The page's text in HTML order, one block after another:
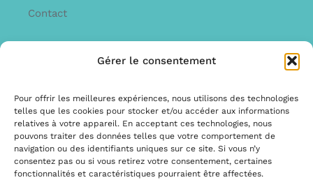
Gérer le consentement
Pour offrir les meilleures expériences, nous utilisons des technologies
telles que les cookies pour stocker et/ou accéder aux informations
relatives à votre appareil. En acceptant ces technologies, nous
pouvons traiter des données telles que votre comportement de
navigation ou des identifiants uniques sur ce site. Si vous n’y
consentez pas ou si vous retirez votre consentement, certaines
fonctionnalités et caractéristiques pourraient être affectées.
Contact
Offre
Garantie et réclamations
Termes et conditions
Politique de confidentialité